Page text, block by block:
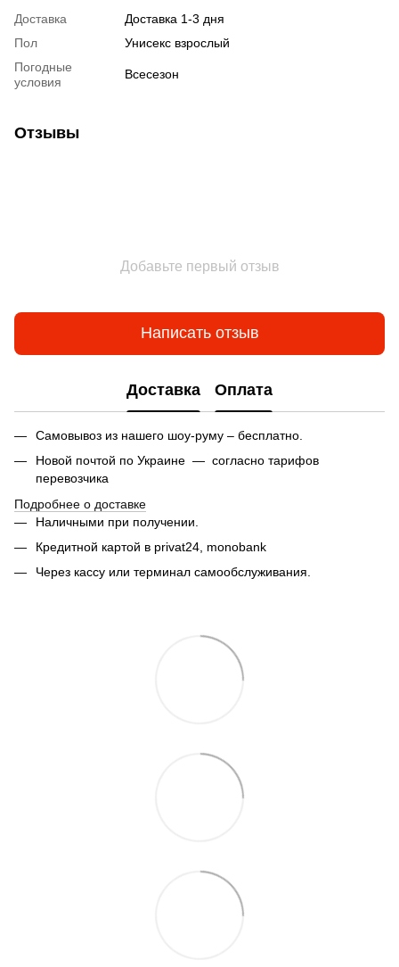
Доставка
Доставка 1-3 дня
Пол
Унисекс взрослый
Погодные
условия
Всесезон
Отзывы
Добавьте первый отзыв
Написать отзыв
Доставка Оплата
Самовывоз из нашего шоу-руму – бесплатно.
Новой почтой по Украине — согласно тарифов
перевозчика
Подробнее о доставке
Наличными при получении.
Кредитной картой в privat24, monobank
Через кассу или терминал самообслуживания.